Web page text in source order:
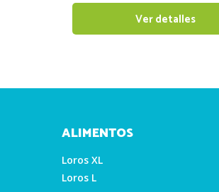
Ver detalles
ALIMENTOS
Loros XL
Loros L